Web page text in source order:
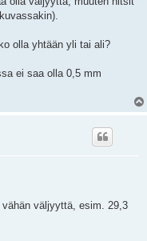
olla yhtään yli tai ali?
ei saa olla 0,5 mm
väljyyttä, esim. 29,3